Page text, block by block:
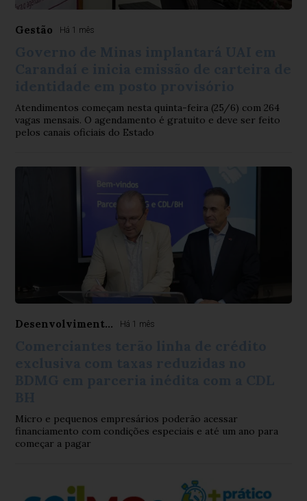
Gestão Há 1 mês
Atendimentos começam nesta quinta-feira (25/6) com 264
vagas mensais. O agendamento é gratuito e deve ser feito
pelos canais oficiais do Estado
Desenvolviment... Há 1 mês
Micro e pequenos empresários poderão acessar
financiamento com condições especiais e até um ano para
começar a pagar